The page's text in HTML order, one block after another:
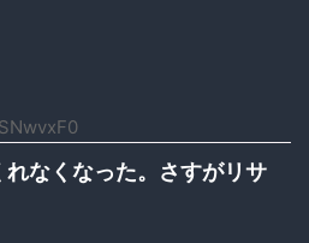
なくなった。さすがリサ